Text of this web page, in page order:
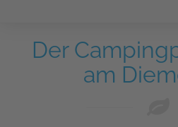
Der
am